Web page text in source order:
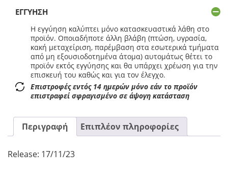
ΕΓΓΎΗΣΗ
Η εγγύηση καλύπτει μόνο κατασκευαστικά λάθη στο
προϊόν. Οποιαδήποτε άλλη βλάβη (πτώση, υγρασία,
κακή μεταχείριση, παρέμβαση στα εσωτερικά τμήματα
από μη εξουσιοδοτημένα άτομα) αυτομάτως θέτει το
προϊόν εκτός εγγύησης και θα υπάρχει χρέωση για την
επισκευή του καθώς και για τον έλεγχο.
Επιστροφές εντός 14 ημερών μόνο εάν το προϊόν
επιστραφεί σφραγισμένο σε άψογη κατάσταση
Περιγραφή Επιπλέον πληροφορίες
Release: 17/11/23